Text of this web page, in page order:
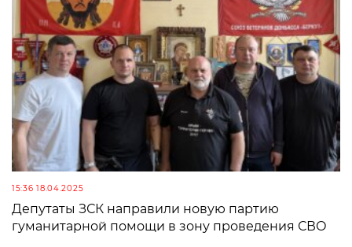
15:36 18.04.2025
Депутаты ЗСК направили новую партию
гуманитарной помощи в зону проведения СВО